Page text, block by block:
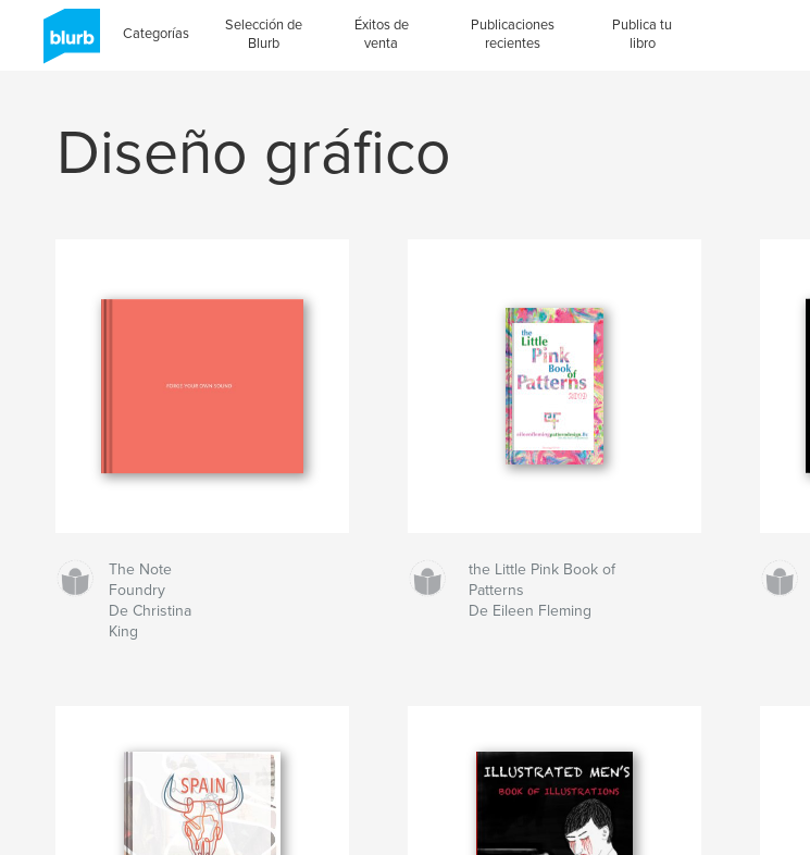
Categorías
Selección de
Blurb
Éxitos de
venta
Publicaciones
recientes
Publica tu
libro
Diseño gráfico
The Note
Foundry
De Christina
King
the Little Pink Book of
Patterns
De Eileen Fleming